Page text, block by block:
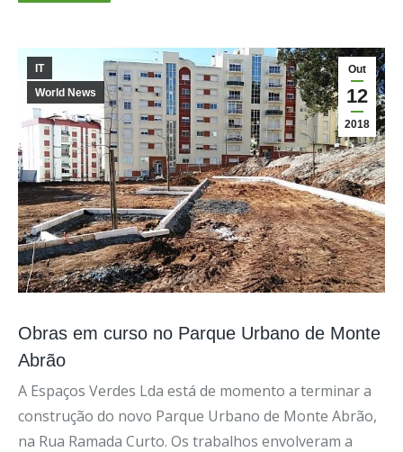
Out
12
2018
IT
World News
Obras em curso no Parque Urbano de Monte
Abrão
A Espaços Verdes Lda está de momento a terminar a
construção do novo Parque Urbano de Monte Abrão,
na Rua Ramada Curto. Os trabalhos envolveram a